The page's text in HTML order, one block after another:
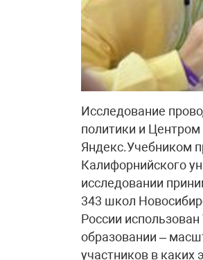
Исследование
политики и
Яндекс.Учебником
Калифорнийского
исследовании
343 школ
России
образовании –
участников в